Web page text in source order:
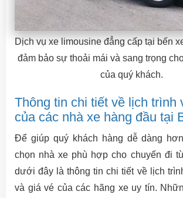
Dịch vụ xe limousine đẳng cấp tại bến
đảm bảo sự thoải mái và sang trọng
của quý khách.
Thông tin chi tiết về lịch trình
của các nhà xe hàng đầu tại
Để giúp quý khách hàng dễ dàng
chọn nhà xe phù hợp cho chuyến đi
dưới đây là thông tin chi tiết về lịch
và giá vé của các hãng xe uy tín.